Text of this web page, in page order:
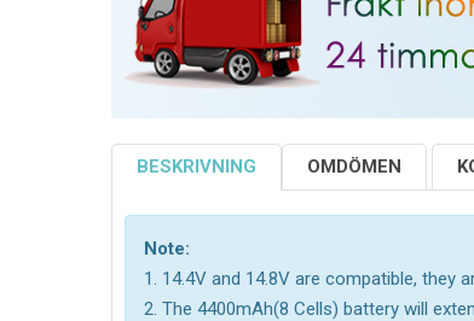
BESKRIVNING OMDÖMEN
Note:
1. 14.4V and 14.8V are compatible, they
2. The 4400mAh(8 Cells) battery will